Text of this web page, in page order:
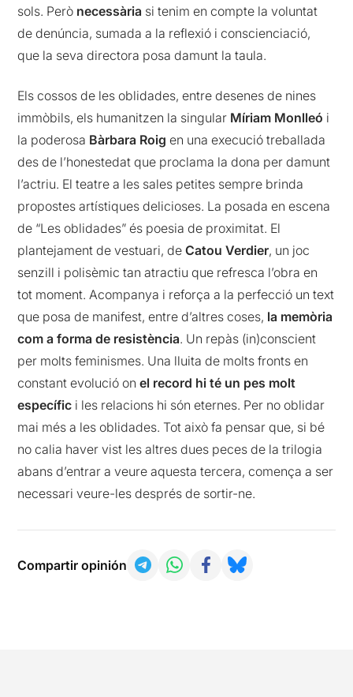
sols. Però necessària si tenim en compte la voluntat
de denúncia, sumada a la reflexió i conscienciació,
que la seva directora posa damunt la taula.
Els cossos de les oblidades, entre desenes de nines
immòbils, els humanitzen la singular Míriam Monlleó i
la poderosa Bàrbara Roig en una execució treballada
des de l’honestedat que proclama la dona per damunt
l’actriu. El teatre a les sales petites sempre brinda
propostes artístiques delicioses. La posada en escena
de “Les oblidades” és poesia de proximitat. El
plantejament de vestuari, deCatou Verdier, un joc
senzill i polisèmic tan atractiu que refresca l’obra en
tot moment. Acompanya i reforça a la perfecció un text
que posa de manifest, entre d’altres coses, la memòria
com a forma de resistència. Un repàs (in)conscient
per molts feminismes. Una lluita de molts fronts en
constant evolució onel record hi té un pes molt
específic i les relacions hi són eternes. Per no oblidar
mai més a les oblidades. Tot això fa pensar que, si bé
no calia haver vist les altres dues peces de la trilogia
abans d’entrar a veure aquesta tercera, comença a ser
necessari veure-les després de sortir-ne.
Compartir opinión